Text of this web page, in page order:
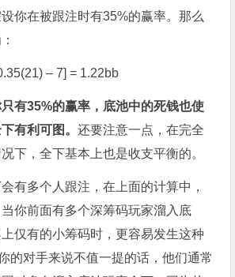
你在被跟注时有35%的赢率。那么
– 7] = 1.22bb
有35%的赢率，底池中的死钱也使
有利可图。还要注意一点，在完全
下，全下基本上也是收支平衡的。
有多个人跟注，在上面的计算中，
你前面有多个深筹码玩家溜入底
仅有的小筹码时，更容易发生这种
的对手来说不值一提的话，他们通常